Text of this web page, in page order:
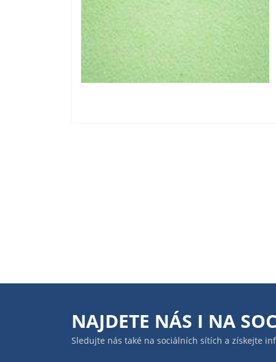
NAJDETE NÁS I NA
Sledujte nás také na sociálních sítích a získejte